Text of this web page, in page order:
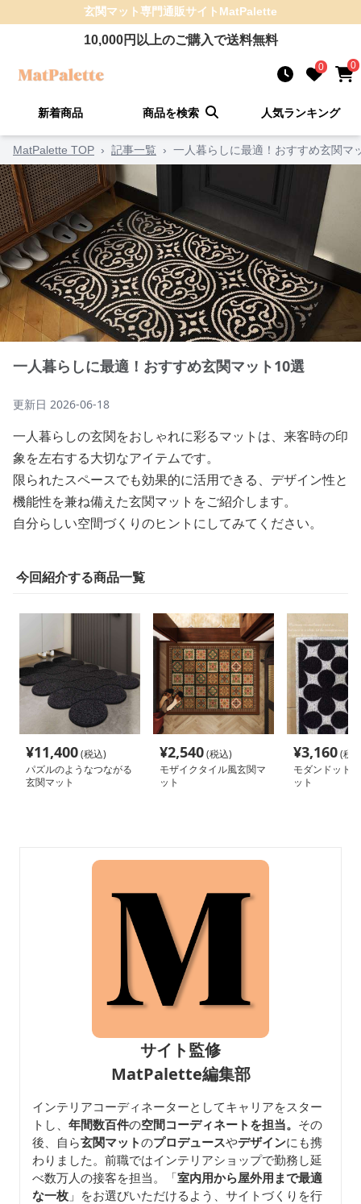
玄関マット専門通販サイト MatPalette
10,000円以上のご購入で送料無料
0 0
新着商品 商品を検索 人気ランキング
MatPalette TOP › 記事一覧 › 一人暮らしに最適！おすすめ玄関マ
一人暮らしに最適！おすすめ玄関マット10選
更新日 2026-06-18
一人暮らしの玄関をおしゃれに彩るマットは、来客時の印
象を左右する大切なアイテムです。
限られたスペースでも効果的に活用できる、デザイン性と
機能性を兼ね備えた玄関マットをご紹介します。
自分らしい空間づくりのヒントにしてみてください。
今回紹介する商品一覧
¥11,400(税込)
パズルのようなつながる
玄関マット
¥2,540(税込)
モザイクタイル風玄関マ
ット
¥3,160(税
モダンドット
ット
サイト監修
MatPalette編集部
インテリアコーディネーターとしてキャリアをスター
トし、 年間数百件の空間コーディネートを担当。 その
後、自ら玄関マットのプロデュースやデザインにも携
わりました。前職ではインテリアショップで勤務し延
べ数万人の接客を担当。「室内用から屋外用まで最適
な一枚 」をお選びいただけるよう、サイトづくりを行